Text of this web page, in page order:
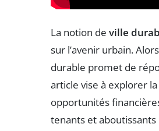
La notion de ville
sur l’avenir urbain.
durable promet de
article vise à explorer
opportunités
tenants et aboutissants